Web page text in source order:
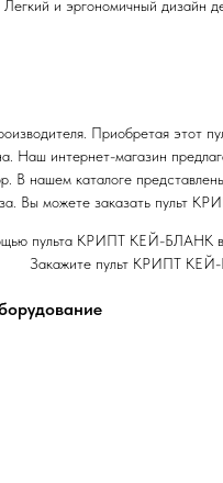
Легкий и эргономичный дизайн
Приобретая этот
Наш интернет-магазин
В нашем каталоге
Вы можете заказать пульт
пульта КРИПТ КЕЙ-БЛАНК вы
Закажите пульт КРИПТ КЕЙ-